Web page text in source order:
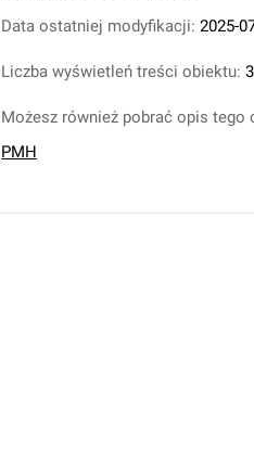
Data ostatniej modyfikacji: 2025-
Liczba wyświetleń treści obiektu: 3
Możesz również pobrać opis tego
PMH